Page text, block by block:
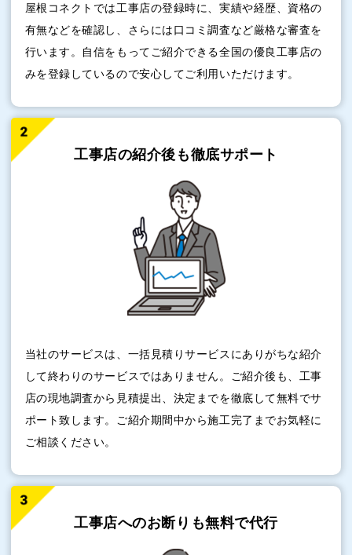
屋根コネクトでは工事店の登録時に、実績や経歴、資格の
有無などを確認し、さらには口コミ調査など厳格な審査を
行います。自信をもってご紹介できる全国の優良工事店の
みを登録しているので安心してご利用いただけます。
工事店の紹介後も徹底サポート
当社のサービスは、一括見積りサービスにありがちな紹介
して終わりのサービスではありません。ご紹介後も、工事
店の現地調査から見積提出、決定までを徹底して無料でサ
ポート致します。ご紹介期間中から施工完了までお気軽に
ご相談ください。
工事店へのお断りも無料で代行